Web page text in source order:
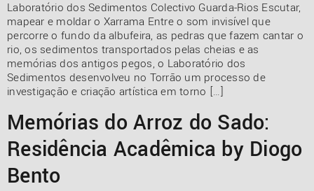
Laboratório dos Sedimentos Colectivo Guarda-Rios Escutar,
mapear e moldar o Xarrama Entre o som invisível que
percorre o fundo da albufeira, as pedras que fazem cantar o
rio, os sedimentos transportados pelas cheias e as
memórias dos antigos pegos, o Laboratório dos
Sedimentos desenvolveu no Torrão um processo de
investigação e criação artística em torno […]
Memórias do Arroz do Sado:
Residência Acadêmica by Diogo
Bento